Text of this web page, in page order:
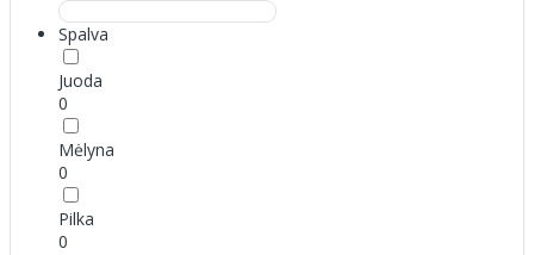
Spalva
Juoda
0
Mėlyna
0
Pilka
0